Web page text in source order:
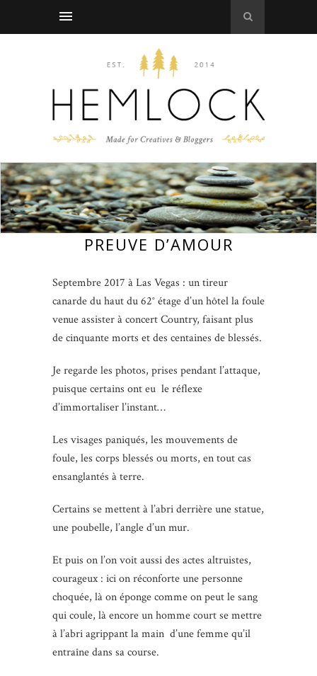
PREUVE D’AMOUR
Septembre 2017 à Las Vegas : un tireur
canarde du haut du 62° étage d’un hôtel la foule
venue assister à concert Country, faisant plus
de cinquante morts et des centaines de blessés.
Je regarde les photos, prises pendant l’attaque,
puisque certains ont eu le réflexe
d’immortaliser l’instant…
Les visages paniqués, les mouvements de
foule, les corps blessés ou morts, en tout cas
ensanglantés à terre.
Certains se mettent à l’abri derrière une statue,
une poubelle, l’angle d’un mur.
Et puis on l’on voit aussi des actes altruistes,
courageux : ici on réconforte une personne
choquée, là on éponge comme on peut le sang
qui coule, là encore un homme court se mettre
à l’abri agrippant la main d’une femme qu’il
entraîne dans sa course.